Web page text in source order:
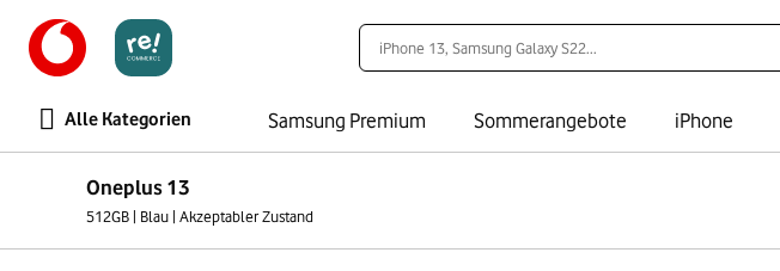
Alle Kategorien Samsung Premium Sommerangebote iPhone
Oneplus 13
512GB | Blau | Akzeptabler Zustand